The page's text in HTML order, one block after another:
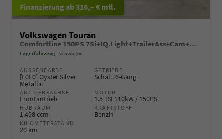
ab 316,– € mtl.
Volkswagen Touran
Comfortline 150PS 7Si+IQ.Light+TrailerAss+Cam+Navi+Kamera+Alarm+Kessy+App-Connect
Lagerfahrzeug Neuwagen
AUSSENFARBE
[F0F0] Oyster Silver
Metallic
GETRIEBE
Schalt. 6-Gang
ANTRIEBSACHSE
Frontantrieb
MOTOR
1.5 TSI 110kW / 150PS
HUBRAUM
1.498 ccm
KRAFTSTOFF
Benzin
KILOMETERSTAND
20 km